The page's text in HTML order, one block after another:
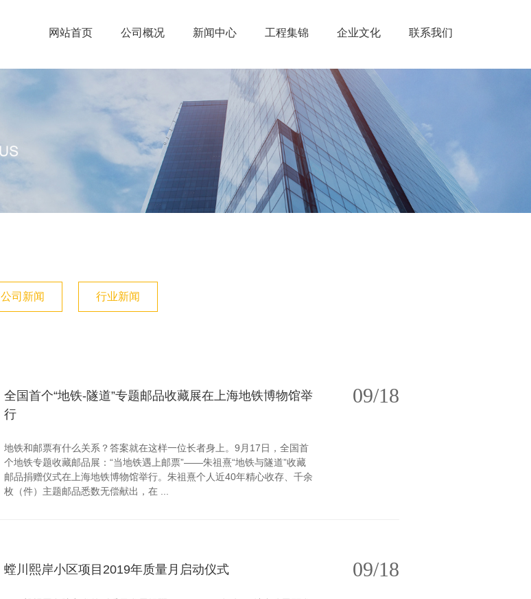
网站首页 公司概况 新闻中心 工程集锦 企业文化 联系我们
公司新闻 行业新闻
全国首个“地铁-隧道”专题邮品收藏展在上海地铁博物馆举
行
地铁和邮票有什么关系？答案就在这样一位长者身上。9月17日，全国首
个地铁专题收藏邮品展：“当地铁遇上邮票”——朱祖熹“地铁与隧道”收藏
邮品捐赠仪式在上海地铁博物馆举行。朱祖熹个人近40年精心收存、千余
枚（件）主题邮品悉数无偿献出，在 ...
09/18
螳川熙岸小区项目2019年质量月启动仪式 09/18